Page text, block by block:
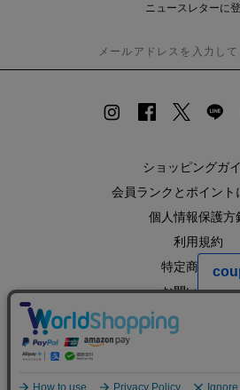
ニュースレターに
ショッピングガ
会員ランクとポイント
個人情報保護方
利用規約
特定商取引法
お問い合わせ
企業情報